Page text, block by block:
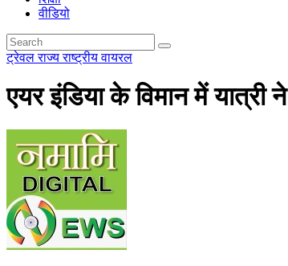
वीडियो
ट्रेवलराज्यराष्ट्रीयवायरल
एयर इंडिया के विमान में यात्री